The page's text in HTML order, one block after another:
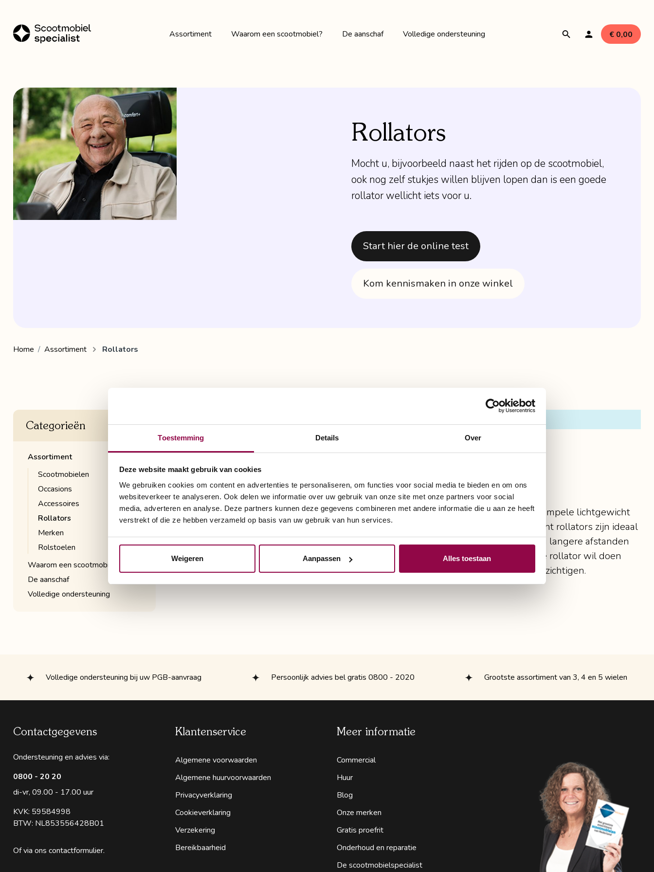
Toestemming Details Over
Deze website maakt gebruik van cookies
We gebruiken cookies om content en advertenties te personaliseren, om functies voor social media te bieden en om ons
websiteverkeer te analyseren. Ook delen we informatie over uw gebruik van onze site met onze partners voor social
media, adverteren en analyse. Deze partners kunnen deze gegevens combineren met andere informatie die u aan ze heeft
verstrekt of die ze hebben verzameld op basis van uw gebruik van hun services.
Weigeren Aanpassen Alles toestaan
Assortiment Waarom een scootmobiel? De aanschaf Volledige ondersteuning
Scootmobielen
Rolstoelen
€ 0,00
Rollators
Mocht u, bijvoorbeeld naast het rijden op de scootmobiel,
ook nog zelf stukjes willen blijven lopen dan is een goede
rollator wellicht iets voor u.
Start hier de online test
Kom kennismaken in onze winkel
Home Assortiment Rollators
Categorieën
Assortiment
Scootmobielen
Occasions
Accessoires
Rollators
Merken
Rolstoelen
Waarom een scootmobiel?
De aanschaf
Volledige ondersteuning
Ook hiervoor kunt u terecht bij De Scootmobielspecialist. In ons assortiment vindt u simpele lichtgewicht
rollators maar ook rollators die u eveneens kunt gebruiken als rolstoel. De lichtgewicht rollators zijn ideaal
om mee te nemen achter op uw scootmobiel. De wat luxere rollators zijn handig als u langere afstanden
wil gaan lopen en af en toe even moet rusten. Zorg dat u goed bedenkt wat u met de rollator wil doen
zodat u de juiste rollator kiest. In onze showrooms zijn slechts enkele modellen te bezichtigen.
Volledige ondersteuning bij uw PGB-aanvraag Persoonlijk advies bel gratis 0800 - 2020 Grootste assortiment van 3, 4 en 5 wielen
Contactgegevens
Ondersteuning en advies via:
0800 - 20 20
di-vr, 09.00 - 17.00 uur
KVK: 59584998
BTW: NL853556428B01
Of via ons contactformulier.
Klantenservice
Algemene voorwaarden
Algemene huurvoorwaarden
Privacyverklaring
Cookieverklaring
Verzekering
Bereikbaarheid
Meer informatie
Commercial
Huur
Blog
Onze merken
Gratis proefrit
Onderhoud en reparatie
De scootmobielspecialist